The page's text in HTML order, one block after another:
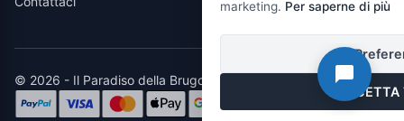
© 2026 - Il Paradiso della Brugola
marketing. Per saperne di più